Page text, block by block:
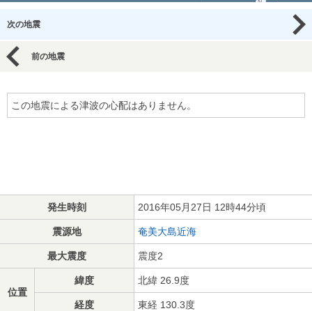
次の地震
前の地震
この地震による津波の心配はありません。
発生時刻 2016年05月27日 12時44分頃
震源地 奄美大島近海
最大震度 震度2
位置
緯度 北緯 26.9度
経度 東経 130.3度